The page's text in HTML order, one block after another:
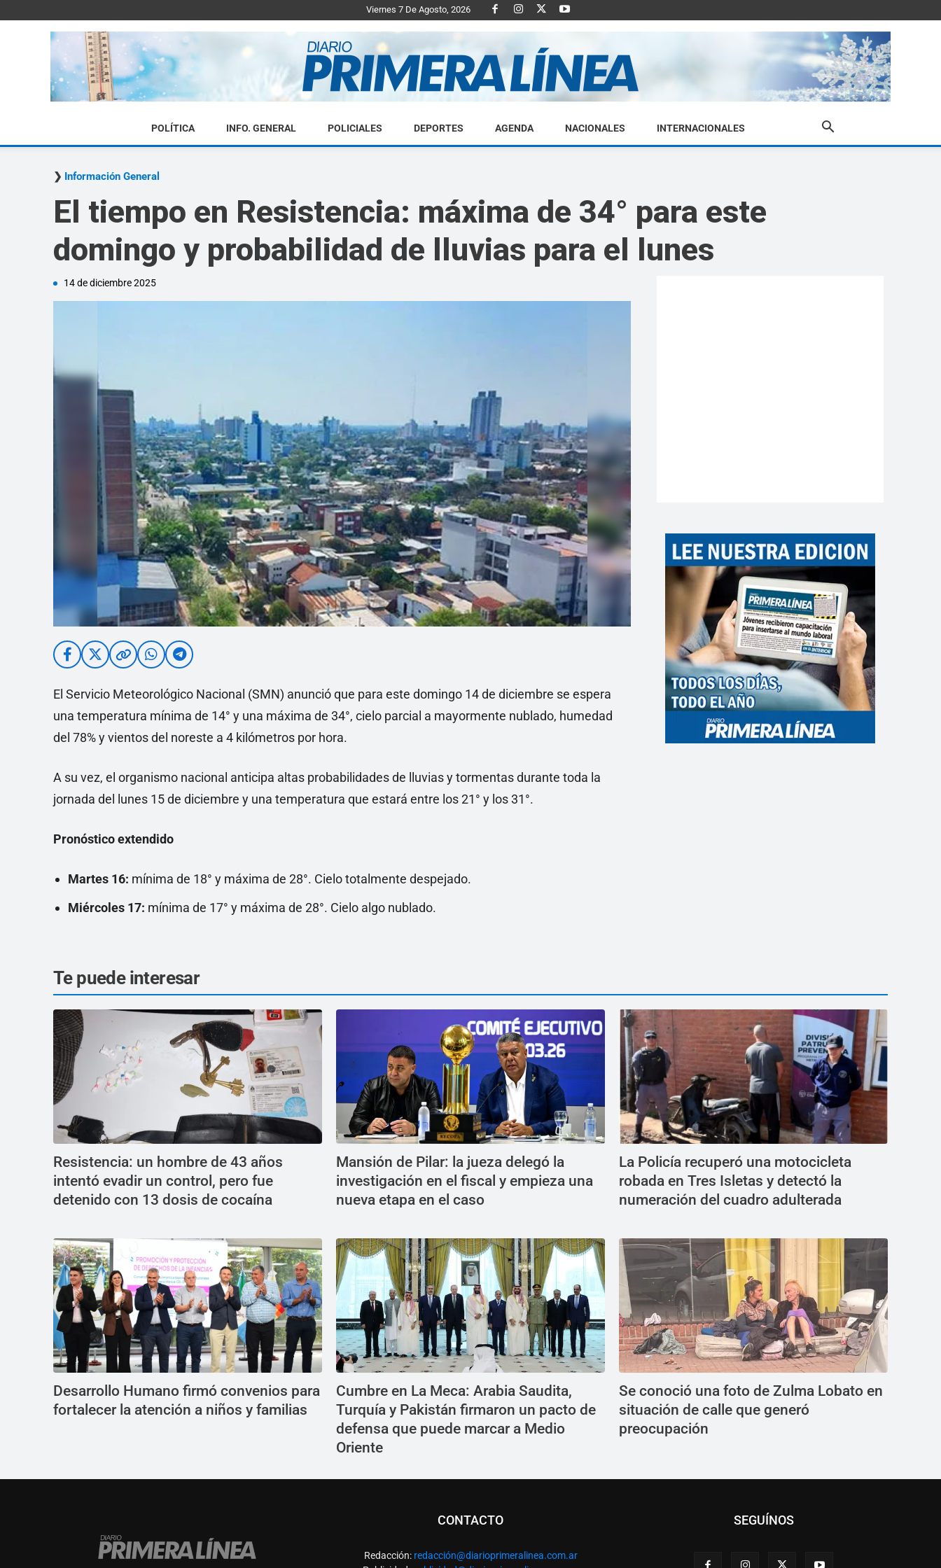
Viernes 7 De Agosto, 2026
Diario
Primera
POLÍTICA INFO. GENERAL POLICIALES DEPORTES AGENDA NACIONALES INTERNACIONALES
Información General
El tiempo en Resistencia: máxima de 34° para este
domingo y probabilidad de lluvias para el lunes
14 de diciembre 2025
El Servicio Meteorológico Nacional (SMN) anunció que para este domingo 14 de diciembre se espera
una temperatura mínima de 14° y una máxima de 34°, cielo parcial a mayormente nublado, humedad
del 78% y vientos del noreste a 4 kilómetros por hora.
A su vez, el organismo nacional anticipa altas probabilidades de lluvias y tormentas durante toda la
jornada del lunes 15 de diciembre y una temperatura que estará entre los 21° y los 31°.
Pronóstico extendido
Martes 16: mínima de 18° y máxima de 28°. Cielo totalmente despejado.
Miércoles 17: mínima de 17° y máxima de 28°. Cielo algo nublado.
Te puede interesar
Resistencia: un hombre de 43 años
intentó evadir un control, pero fue
detenido con 13 dosis de cocaína
Mansión de Pilar: la jueza delegó la
investigación en el fiscal y empieza una
nueva etapa en el caso
La Policía recuperó una motocicleta
robada en Tres Isletas y detectó la
numeración del cuadro adulterada
Desarrollo Humano firmó convenios para
fortalecer la atención a niños y familias
Cumbre en La Meca: Arabia Saudita,
Turquía y Pakistán firmaron un pacto de
defensa que puede marcar a Medio
Oriente
Se conoció una foto de Zulma Lobato en
situación de calle que generó
preocupación
CONTACTO
Redacción: redacción@diarioprimeralinea.com.ar
SEGUÍNOS